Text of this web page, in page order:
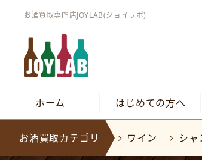
お酒買取専門店JOYLAB(ジョイラボ)
ホーム はじめての方へ
お酒買取カテゴリ ワイン シャ